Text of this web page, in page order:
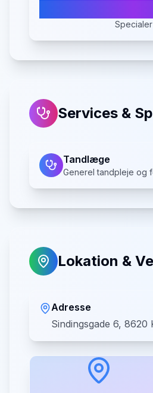
Specialer
Services &
Tandlæge
Generel tandpleje og
Lokation &
Adresse
Sindingsgade 6, 8620